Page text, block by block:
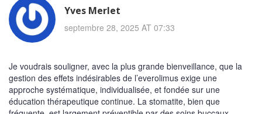
Yves Merlet
septembre 28, 2025 AT 07:33
Je voudrais souligner, avec la plus grande bienveillance, que la
gestion des effets indésirables de l’everolimus exige une
approche systématique, individualisée, et fondée sur une
éducation thérapeutique continue. La stomatite, bien que